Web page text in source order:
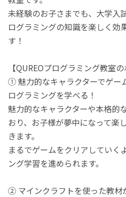
未経験のお子さまでも、大学入
ログラミングの知識を楽しく効
す！
【QUREOプログラミング教室の
① 魅力的なキャラクターでゲー
ログラミングを学べる！
魅力的なキャラクターや本格的
おり、お子様が夢中になって楽
きます。
まるでゲームをクリアしていく
ング学習を進められます。
② マインクラフトを使った教材